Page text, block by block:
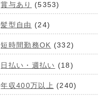
賞与あり (5353)
髪型自由 (24)
短時間勤務OK (332)
日払い・週払い (18)
年収400万以上 (240)